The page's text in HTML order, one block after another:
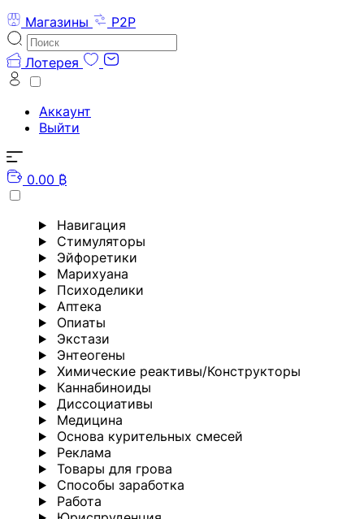
Магазины
P2P
Лотерея
Аккаунт
Выйти
0.00 ₿
Навигация
Стимуляторы
Эйфоретики
Марихуана
Психоделики
Аптека
Опиаты
Экстази
Энтеогены
Химические реактивы/Конструкторы
Каннабиноиды
Диссоциативы
Медицина
Основа курительных смесей
Реклама
Товары для грова
Способы заработка
Работа